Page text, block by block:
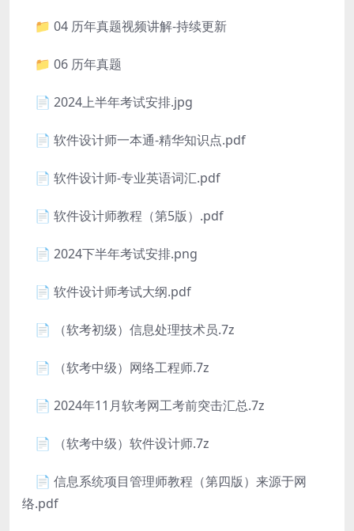
📁 04 历年真题视频讲解-持续更新
📁 06 历年真题
📄 2024上半年考试安排.jpg
📄 软件设计师一本通-精华知识点.pdf
📄 软件设计师-专业英语词汇.pdf
📄 软件设计师教程（第5版）.pdf
📄 2024下半年考试安排.png
📄 软件设计师考试大纲.pdf
📄 （软考初级）信息处理技术员.7z
📄 （软考中级）网络工程师.7z
📄 2024年11月软考网工考前突击汇总.7z
📄 （软考中级）软件设计师.7z
📄 信息系统项目管理师教程（第四版）来源于网
络.pdf